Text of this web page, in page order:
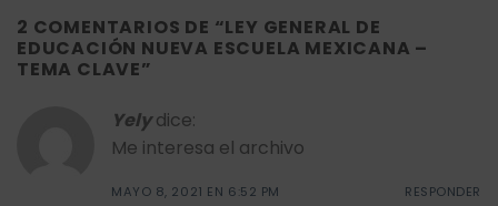
2 COMENTARIOS DE “LEY GENERAL DE
EDUCACIÓN NUEVA ESCUELA MEXICANA –
TEMA CLAVE”
Yely dice:
Me interesa el archivo
MAYO 8, 2021 EN 6:52 PM RESPONDER